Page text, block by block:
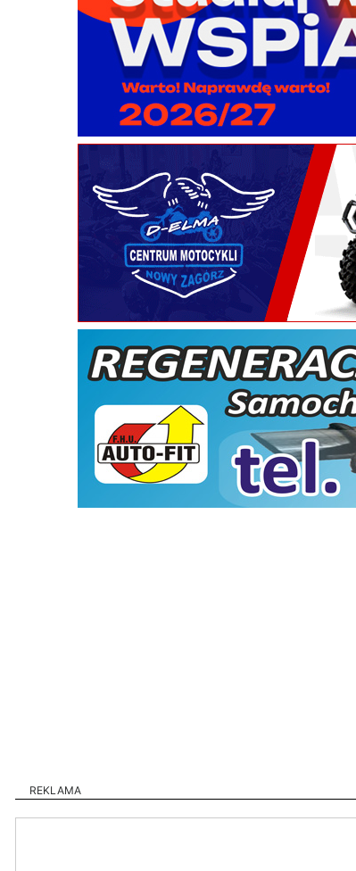
REKLAMA